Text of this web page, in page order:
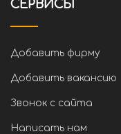
СЕРВИСЫ
Добавить фирму
Добавить вакансию
Звонок с сайта
Написать нам